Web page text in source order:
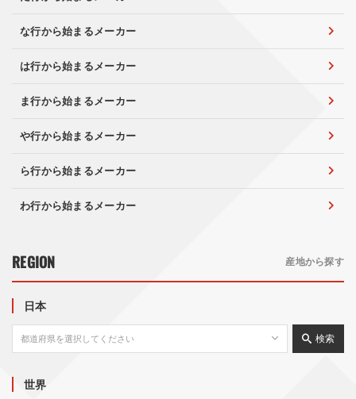
な行から始まるメーカー
は行から始まるメーカー
ま行から始まるメーカー
や行から始まるメーカー
ら行から始まるメーカー
わ行から始まるメーカー
REGION 産地から探す
日本
検索
世界